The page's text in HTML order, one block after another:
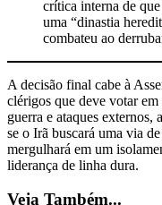
crítica interna de
uma “dinastia
combateu ao
A decisão final cabe à
clérigos que deve votar
guerra e ataques
se o Irã buscará uma via
mergulhará em um
liderança de linha dura.
Veja Também...